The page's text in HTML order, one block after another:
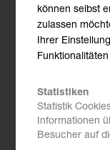
Praxisbeispiele
Ausgewählte
Stärken/
Anlagenbauers
können selbst
zulassen
Ihrer
Statistiken
Statistik
Informationen
Besucher auf